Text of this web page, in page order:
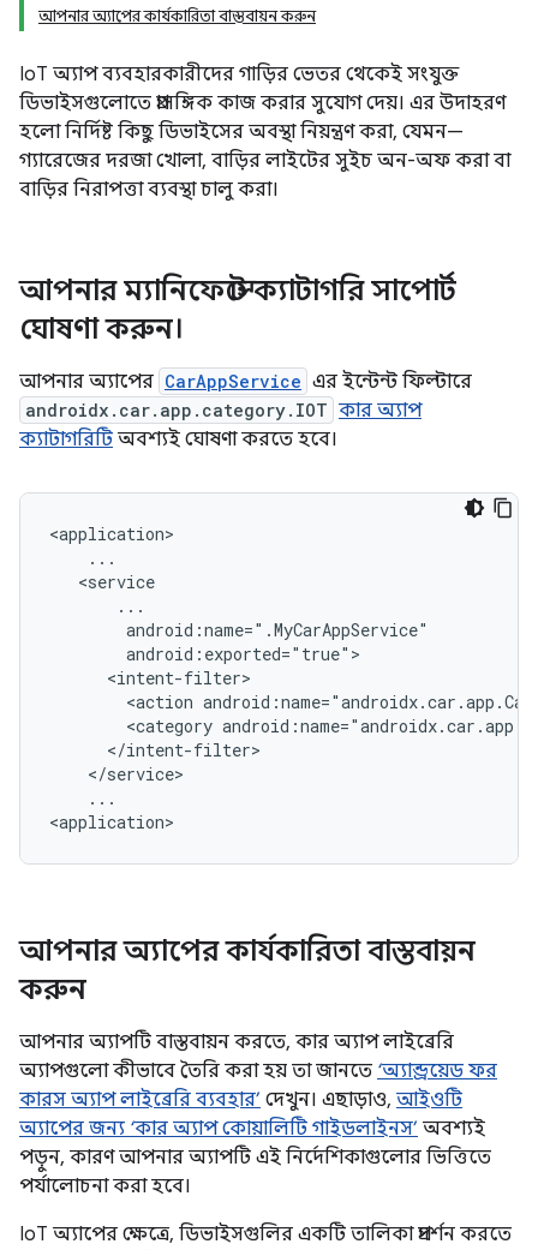
আপনার অ্যাপের কার্যকারিতা বাস্তবায়ন করুন
IoT অ্যাপ ব্যবহারকারীদের গাড়ির ভেতর থেকেই সংযুক্ত
ডিভাইসগুলোতে প্রাসঙ্গিক কাজ করার সুযোগ দেয়। এর উদাহরণ
হলো নির্দিষ্ট কিছু ডিভাইসের অবস্থা নিয়ন্ত্রণ করা, যেমন—
গ্যারেজের দরজা খোলা, বাড়ির লাইটের সুইচ অন-অফ করা বা
বাড়ির নিরাপত্তা ব্যবস্থা চালু করা।
আপনার ম্যানিফেস্টে ক্যাটাগরি সাপোর্ট
ঘোষণা করুন।
আপনার অ্যাপের CarAppService এর ইন্টেন্ট ফিল্টারে
androidx.car.app.category.IOT কার অ্যাপ
ক্যাটাগরিটি অবশ্যই ঘোষণা করতে হবে।
<action
<category
...
আপনার অ্যাপের কার্যকারিতা বাস্তবায়ন
করুন
আপনার অ্যাপটি বাস্তবায়ন করতে, কার অ্যাপ লাইব্রেরি
অ্যাপগুলো কীভাবে তৈরি করা হয় তা জানতে ‘অ্যান্ড্রয়েড ফর
কারস অ্যাপ লাইব্রেরি ব্যবহার’ দেখুন। এছাড়াও, আইওটি
অ্যাপের জন্য ‘কার অ্যাপ কোয়ালিটি গাইডলাইনস’ অবশ্যই
পড়ুন, কারণ আপনার অ্যাপটি এই নির্দেশিকাগুলোর ভিত্তিতে
পর্যালোচনা করা হবে।
IoT অ্যাপের ক্ষেত্রে, ডিভাইসগুলির একটি তালিকা প্রদর্শন করতে